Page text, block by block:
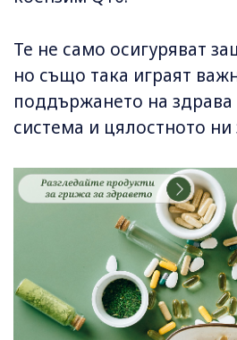
Те не само осигуряват
но също така играят
поддържането на
система и цялостното ни